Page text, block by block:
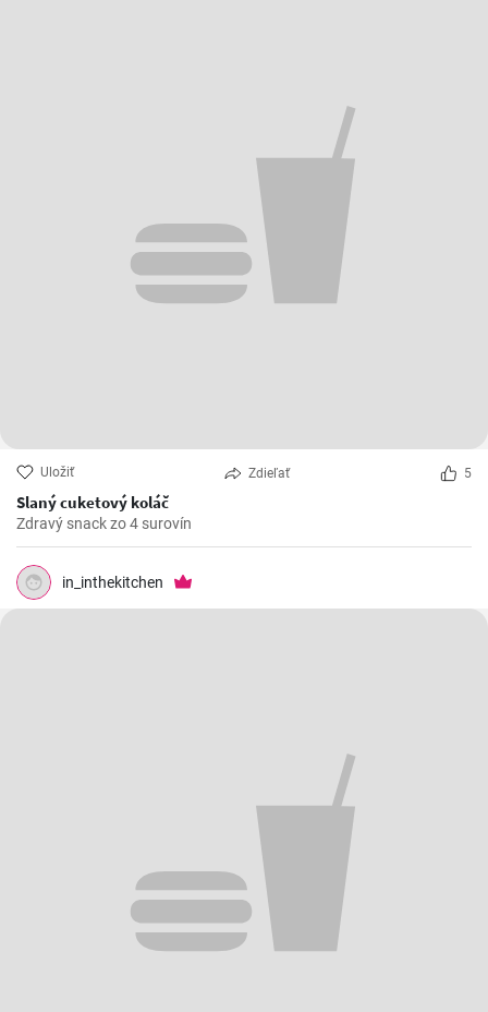
Uložiť Zdieľať 5
Slaný cuketový koláč
Zdravý snack zo 4 surovín
in_inthekitchen